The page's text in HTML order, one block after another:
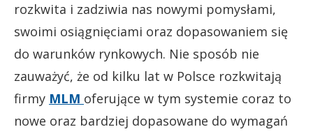
rozkwita i zadziwia nas nowymi pomysłami,
swoimi osiągnięciami oraz dopasowaniem się
do warunków rynkowych. Nie sposób nie
zauważyć, że od kilku lat w Polsce rozkwitają
firmy MLM oferujące w tym systemie coraz to
nowe oraz bardziej dopasowane do wymagań